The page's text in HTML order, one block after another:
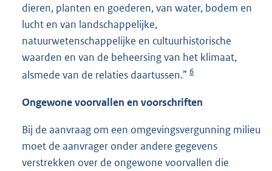
dieren, planten en goederen, van water, bodem en
lucht en van landschappelijke,
natuurwetenschappelijke en cultuurhistorische
waarden en van de beheersing van het klimaat,
alsmede van de relaties daartussen.” 6
Ongewone voorvallen en voorschriften
Bij de aanvraag om een omgevingsvergunning milieu
moet de aanvrager onder andere gegevens
verstrekken over de ongewone voorvallen die